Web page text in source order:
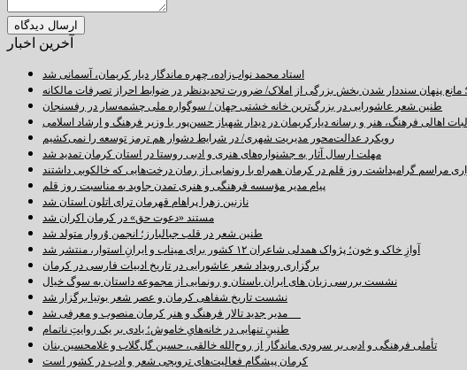
آخرین اخبار
استاد محمد نواب‌زاده، چهره ماندگار دیار کریمان، آسمانی شد
مانع پنهان سنددار شدن بخش بزرگی از املاک/ ضرورت تجدیدنظر در ضوابط احراز تصرفات مالکانه
طنین شعر عاشورایی در بزرگ‌ترین خانه خشتی جهان / سوگواره ملی چشمه‌سار در رفسنجان
اهالی فرهنگ، هنر و رسانه دیارکریمان در دیدار شهباز حسن‌پور با وزیر فرهنگ و ارشاد اسلامی
رویکرد عدالت‌محور مدیریت شهری/ در شرایط دشوار هم ترمز توسعه را نمی‌کشیم
مهلت ارسال آثار به جشنواره‌های هنری و ادبی روستا در استان کرمان تمدید شد
مراسم گرامیداشت روز قلم در کرمان همراه با رونمایی از رمان درخت‌هایی که خالکوبی داشتند
پیام مدیر مؤسسه فرهنگی و هنری تمدن جاوید به مناسبت روز قلم
نازنین زهرا پراهام قهرمان ترای اتلون استان شد
مستند «دعوت حق» در کرمان اکران شد
طنین شعر در قلب جبالبارز؛ انجمن وُروار متولد شد
آوازِ خاک و خون؛ پژواک همدلی شاعران ۱۲ کشور برای میناب و ایرانِ استوار، منتشر شد
برگزاری رویداد شعر عاشورایی در تاریخ ادبیات فارسی در کرمان
نشست بررسی زبان های ایران باستان و رونمایی از مجموعه داستان به سوگ خیال
نشست تاریخ شفاهی کرمان و عصر شعر بوتیا برگزار شد
طنینِ تنهایی در خانه‌هایِ خاموش؛ یادی بر یک روایتِ ناتمام
تأملی فرهنگی و ادبی بر سرودی ماندگار از روح‌الله خالقی، حسین گل‌گلاب و غلامحسین بنان
کرمان پیشگام فعالیت‌های ترویجی شعر و ادب در کشور است